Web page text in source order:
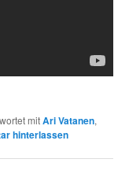
mitAri Vatanen,
hinterlassen